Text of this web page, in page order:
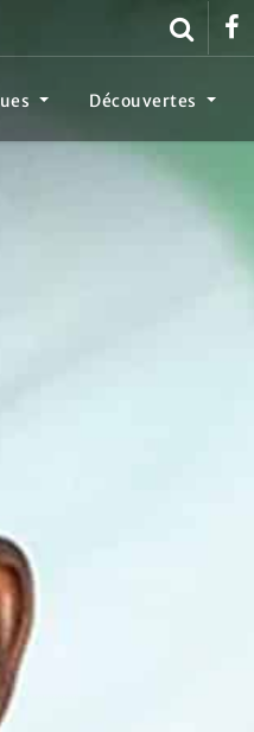
Découvertes